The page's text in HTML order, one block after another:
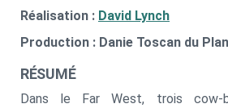
Réalisation : David Lynch
Production : Danie Toscan du
RÉSUMÉ
Dans le Far West, trois cow-